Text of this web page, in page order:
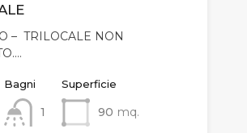
– TRILOCALE NON
Bagni
1
Superficie
90 mq.